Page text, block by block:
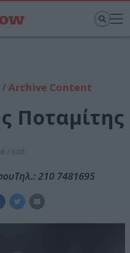
/Archive Content
Ποταμίτης
/ 0:00
210 7481695